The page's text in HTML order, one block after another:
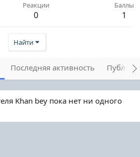
Реакции
0
Баллы
1
Найти
Последняя активность
Khan bey пока нет ни одного